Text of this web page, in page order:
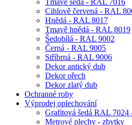
Tmavě šedá - RAL 7016
Cihlově červená - RAL
Hnědá - RAL 8017
Tmavě hnědá - RAL 8019
Šedobílá - RAL 9002
Černá - RAL 9005
Stříbrná - RAL 9006
Dekor antický dub
Dekor ořech
Dekor zlatý dub
Ochranné rohy
Výprodej oplechování
Grafitová šedá RAL
Metrové plechy - zbytky